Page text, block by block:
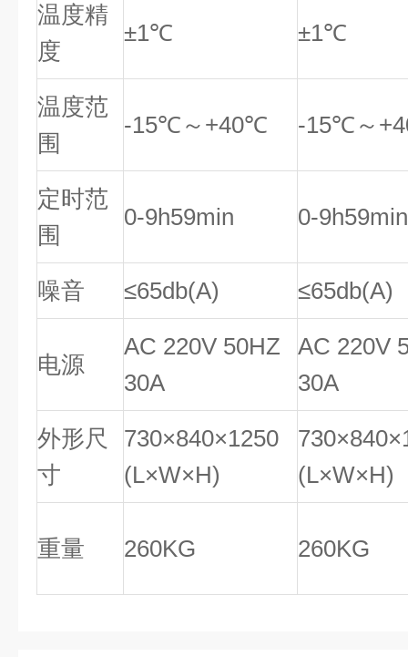
温度精
度
±1℃ ±1℃
温度范
围
-15℃～+40℃ -15℃～
定时范
围
0-9h59min 0-9h59min
噪音 ≤65db(A) ≤65db(A)
电源
AC 220V 50HZ
30A
AC 220V
30A
外形尺
寸
730×840×1250
(L×W×H)
(L×W×H)
重量 260KG 260KG